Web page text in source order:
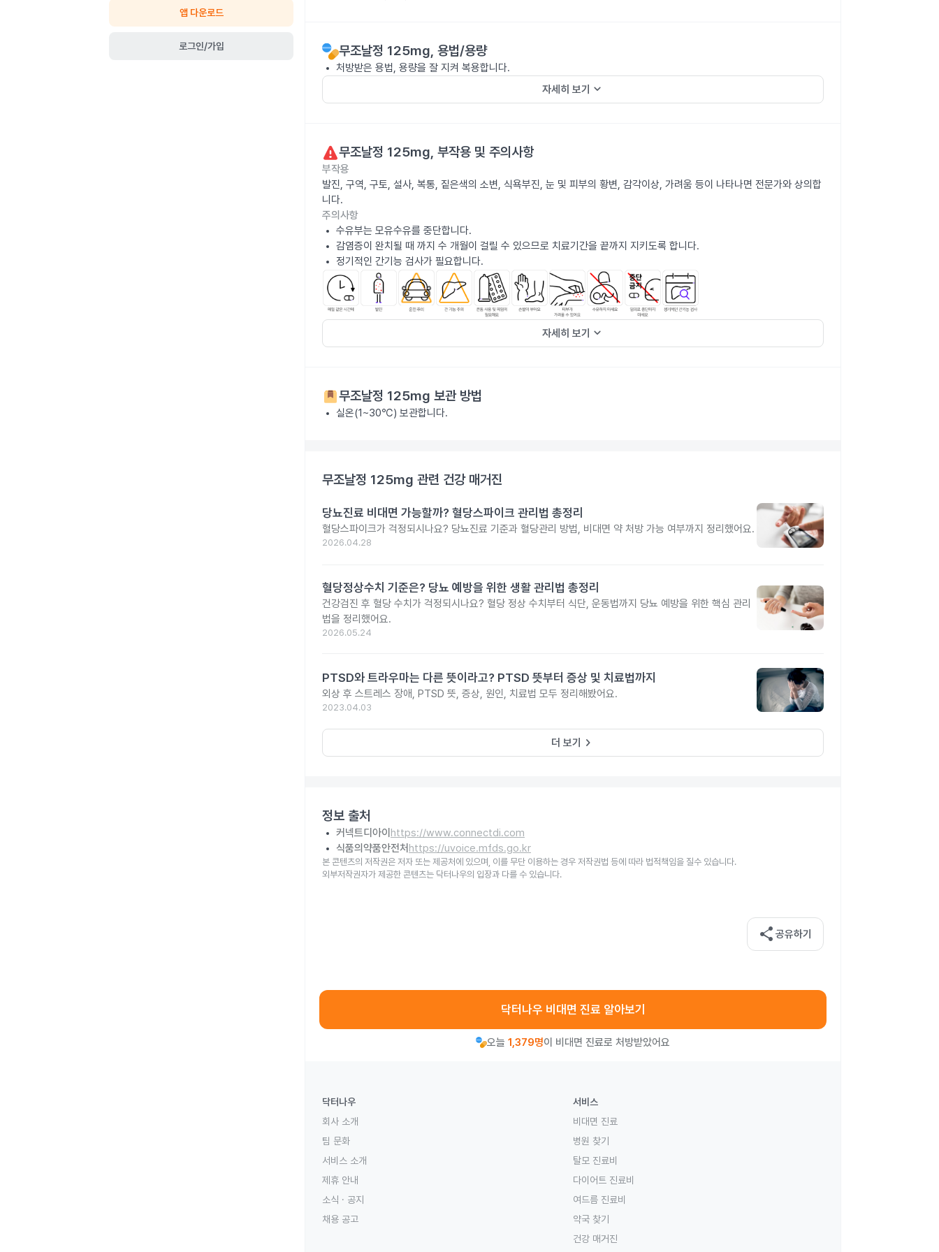
앱 다운로드
로그인/가입 무조날정 125mg, 용법/용량
처방받은 용법, 용량을 잘 지켜 복용합니다.
자세히 보기 keyboard_arrow_down
무조날정 125mg, 부작용 및 주의사항
부작용
발진, 구역, 구토, 설사, 복통, 짙은색의 소변, 식욕부진, 눈 및 피부의 황변, 감각이상, 가려움 등이 나타나면 전문가와 상의합
니다.
주의사항
수유부는 모유수유를 중단합니다.
감염증이 완치될 때 까지 수 개월이 걸릴 수 있으므로 치료기간을 끝까지 지키도록 합니다.
정기적인 간기능 검사가 필요합니다.
자세히 보기 keyboard_arrow_down
무조날정 125mg 보관 방법
실온(1~30℃) 보관합니다.
무조날정 125mg 관련 건강 매거진
당뇨진료 비대면 가능할까? 혈당스파이크 관리법 총정리
혈당스파이크가 걱정되시나요? 당뇨진료 기준과 혈당관리 방법, 비대면 약 처방 가능 여부까지 정리했어요.
2026.04.28
혈당정상수치 기준은? 당뇨 예방을 위한 생활 관리법 총정리
건강검진 후 혈당 수치가 걱정되시나요? 혈당 정상 수치부터 식단, 운동법까지 당뇨 예방을 위한 핵심 관리
법을 정리했어요.
2026.05.24
PTSD와 트라우마는 다른 뜻이라고? PTSD 뜻부터 증상 및 치료법까지
외상 후 스트레스 장애, PTSD 뜻, 증상, 원인, 치료법 모두 정리해봤어요.
2023.04.03
더 보기 keyboard_arrow_right
정보 출처
커넥트디아이 https://www.connectdi.com
식품의약품안전처 https://uvoice.mfds.go.kr
본 콘텐츠의 저작권은 저자 또는 제공처에 있으며, 이를 무단 이용하는 경우 저작권법 등에 따라 법적책임을 질수 있습니다.
외부저작권자가 제공한 콘텐츠는 닥터나우의 입장과 다를 수 있습니다.
share 공유하기
닥터나우 비대면 진료 알아보기
오늘 1,379명이 비대면 진료로 처방받았어요
닥터나우
회사 소개
팀 문화
서비스 소개
제휴 안내
소식 · 공지
채용 공고
서비스
비대면 진료
병원 찾기
탈모 진료비
다이어트 진료비
여드름 진료비
약국 찾기
건강 매거진